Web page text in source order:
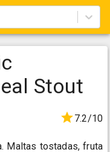
Stout
7.2/10
Maltas tostadas, fruta